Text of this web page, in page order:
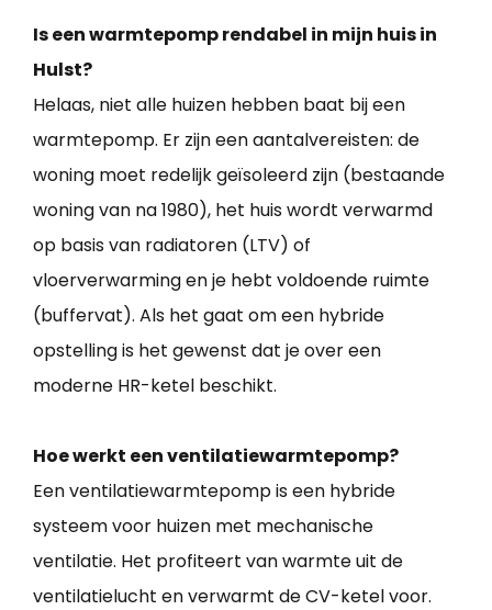
Is een warmtepomp rendabel in mijn huis in
Hulst?
Helaas, niet alle huizen hebben baat bij een
warmtepomp. Er zijn een aantalvereisten: de
woning moet redelijk geïsoleerd zijn (bestaande
woning van na 1980), het huis wordt verwarmd
op basis van radiatoren (LTV) of
vloerverwarming en je hebt voldoende ruimte
(buffervat). Als het gaat om een hybride
opstelling is het gewenst dat je over een
moderne HR-ketel beschikt.
Hoe werkt een ventilatiewarmtepomp?
Een ventilatiewarmtepomp is een hybride
systeem voor huizen met mechanische
ventilatie. Het profiteert van warmte uit de
ventilatielucht en verwarmt de CV-ketel voor.